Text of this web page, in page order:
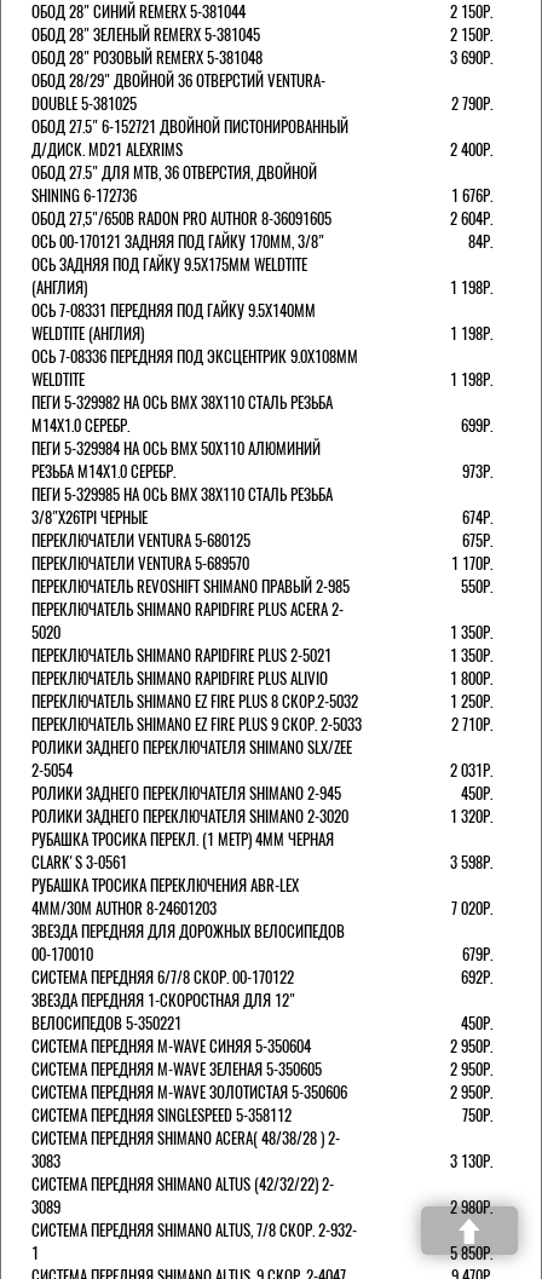
ОБОД 28" СИНИЙ REMERX 5-381044
2 150Р.
ОБОД 28" ЗЕЛЕНЫЙ REMERX 5-381045
2 150Р.
ОБОД 28" РОЗОВЫЙ REMERX 5-381048
3 690Р.
ОБОД 28/29" ДВОЙНОЙ 36 ОТВЕРСТИЙ VENTURA-
DOUBLE 5-381025
2 790Р.
ОБОД 27.5" 6-152721 ДВОЙНОЙ ПИСТОНИРОВАННЫЙ
Д/ДИСК. MD21 ALEXRIMS
2 400Р.
ОБОД 27.5" ДЛЯ MTB, 36 ОТВЕРСТИЯ, ДВОЙНОЙ
SHINING 6-172736
1 676Р.
ОБОД 27,5"/650B RADON PRO AUTHOR 8-36091605
2 604Р.
ОСЬ 00-170121 ЗАДНЯЯ ПОД ГАЙКУ 170MM, 3/8"
84Р.
ОСЬ ЗАДНЯЯ ПОД ГАЙКУ 9.5Х175ММ WELDTITE
(АНГЛИЯ)
1 198Р.
ОСЬ 7-08331 ПЕРЕДНЯЯ ПОД ГАЙКУ 9.5Х140ММ
WELDTITE (АНГЛИЯ)
1 198Р.
ОСЬ 7-08336 ПЕРЕДНЯЯ ПОД ЭКСЦЕНТРИК 9.0Х108ММ
WELDTITE
1 198Р.
ПЕГИ 5-329982 НА ОСЬ BMX 38Х110 СТАЛЬ РЕЗЬБА
М14Х1.0 СЕРЕБР.
699Р.
ПЕГИ 5-329984 НА ОСЬ BMX 50Х110 АЛЮМИНИЙ
РЕЗЬБА М14Х1.0 СЕРЕБР.
973Р.
ПЕГИ 5-329985 НА ОСЬ BMX 38Х110 СТАЛЬ РЕЗЬБА
3/8"Х26TPI ЧЕРНЫЕ
674Р.
ПЕРЕКЛЮЧАТЕЛИ VENTURA 5-680125
675Р.
ПЕРЕКЛЮЧАТЕЛИ VENTURA 5-689570
1 170Р.
ПЕРЕКЛЮЧАТЕЛЬ REVOSHIFT SHIMANO ПРАВЫЙ 2-985
550Р.
ПЕРЕКЛЮЧАТЕЛЬ SHIMANO RAPIDFIRE PLUS ACERA 2-
5020
1 350Р.
ПЕРЕКЛЮЧАТЕЛЬ SHIMANO RAPIDFIRE PLUS 2-5021
1 350Р.
ПЕРЕКЛЮЧАТЕЛЬ SHIMANO RAPIDFIRE PLUS ALIVIO
1 800Р.
ПЕРЕКЛЮЧАТЕЛЬ SHIMANO EZ FIRE PLUS 8 СКОР.2-5032
1 250Р.
ПЕРЕКЛЮЧАТЕЛЬ SHIMANO EZ FIRE PLUS 9 СКОР. 2-5033
2 710Р.
РОЛИКИ ЗАДНЕГО ПЕРЕКЛЮЧАТЕЛЯ SHIMANO SLX/ZEE
2-5054
2 031Р.
РОЛИКИ ЗАДНЕГО ПЕРЕКЛЮЧАТЕЛЯ SHIMANO 2-945
450Р.
РОЛИКИ ЗАДНЕГО ПЕРЕКЛЮЧАТЕЛЯ SHIMANO 2-3020
1 320Р.
РУБАШКА ТРОСИКА ПЕРЕКЛ. (1 МЕТР) 4ММ ЧЕРНАЯ
СLARK'S 3-0561
3 598Р.
РУБАШКА ТРОСИКА ПЕРЕКЛЮЧЕНИЯ ABR-LEX
4MM/30M AUTHOR 8-24601203
7 020Р.
ЗВЕЗДА ПЕРЕДНЯЯ ДЛЯ ДОРОЖНЫХ ВЕЛОСИПЕДОВ
00-170010
679Р.
СИСТЕМА ПЕРЕДНЯЯ 6/7/8 СКОР. 00-170122
692Р.
ЗВЕЗДА ПЕРЕДНЯЯ 1-СКОРОСТНАЯ ДЛЯ 12"
ВЕЛОСИПЕДОВ 5-350221
450Р.
СИСТЕМА ПЕРЕДНЯЯ M-WAVE СИНЯЯ 5-350604
2 950Р.
СИСТЕМА ПЕРЕДНЯЯ M-WAVE ЗЕЛЕНАЯ 5-350605
2 950Р.
СИСТЕМА ПЕРЕДНЯЯ M-WAVE ЗОЛОТИСТАЯ 5-350606
2 950Р.
СИСТЕМА ПЕРЕДНЯЯ SINGLESPEED 5-358112
750Р.
СИСТЕМА ПЕРЕДНЯЯ SHIMANO ACERA( 48/38/28 ) 2-
3083
3 130Р.
СИСТЕМА ПЕРЕДНЯЯ SHIMANO ALTUS (42/32/22) 2-
3089
2 980Р.
СИСТЕМА ПЕРЕДНЯЯ SHIMANO ALTUS, 7/8 СКОР. 2-932-
1
5 850Р.